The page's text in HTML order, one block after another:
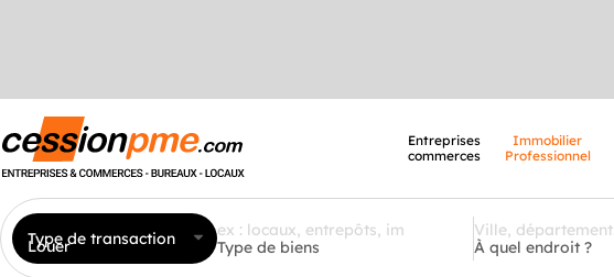
Entreprises
commerces
Immobilier
Professionnel
Type de transaction
Louer Type de biens À quel endroit ?